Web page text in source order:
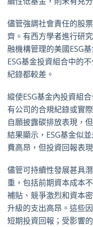
儘管強調社會責任的股
齊。有西方學者進行研
融機構管理的美國ESG
ESG基金投資組合中的
紀錄都較差。
縱使ESG基金內投資組
有公司的合規紀錄或實
自願披露碳排放表現，
結果顯示，ESG基金似
費高昂，但投資回報表
儘管可持續性發展甚具
重，包括前期資本成本
補貼、競爭激烈和資本
升級的支出高昂。這些
短期投資回報；受影響